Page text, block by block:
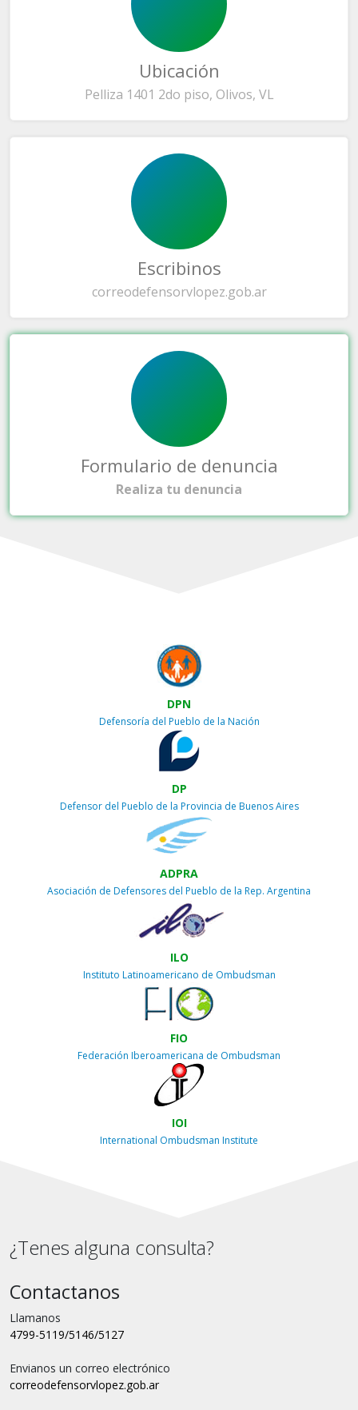
Ubicación
Pelliza 1401 2do piso, Olivos, VL
Escribinos
correodefensorvlopez.gob.ar
Formulario de denuncia
Realiza tu denuncia
DPN
Defensoría del Pueblo de la Nación
DP
Defensor del Pueblo de la Provincia de Buenos Aires
ADPRA
Asociación de Defensores del Pueblo de la Rep. Argentina
ILO
Instituto Latinoamericano de Ombudsman
FIO
Federación Iberoamericana de Ombudsman
IOI
International Ombudsman Institute
¿Tenes alguna consulta?
Contactanos
Llamanos
4799-5119/5146/5127
Envianos un correo electrónico
correodefensorvlopez.gob.ar